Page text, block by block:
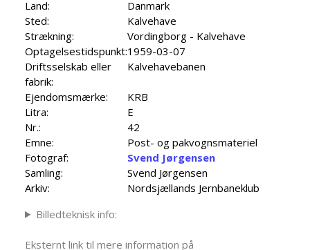
Land:
Danmark
Sted:
Kalvehave
Strækning:
Vordingborg - Kalvehave
Optagelsestidspunkt:1959-03-07
Driftsselskab eller
fabrik:
Kalvehavebanen
Ejendomsmærke:
KRB
Litra:
E
Nr.:
42
Emne:
Post- og pakvognsmateriel
Fotograf:
Svend Jørgensen
Samling:
Svend Jørgensen
Arkiv:
Nordsjællands Jernbaneklub
Billedteknisk info:
Eksternt link til mere information på